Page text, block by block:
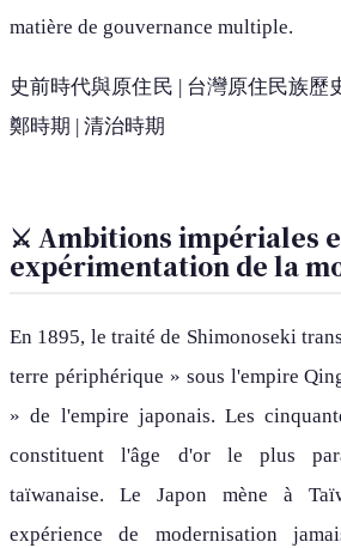
matière de gouvernance multiple.
史前時代與原住民 | 台灣原住民族歷
鄭時期 | 清治時期
⚔️ Ambitions impériales
expérimentation de la
En 1895, le traité de Shimonoseki
terre périphérique » sous l'empire
» de l'empire japonais. Les
constituent l'âge d'or le plus
taïwanaise. Le Japon mène à
expérience de modernisation